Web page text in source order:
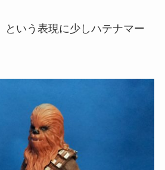
という表現に少しハテナマー